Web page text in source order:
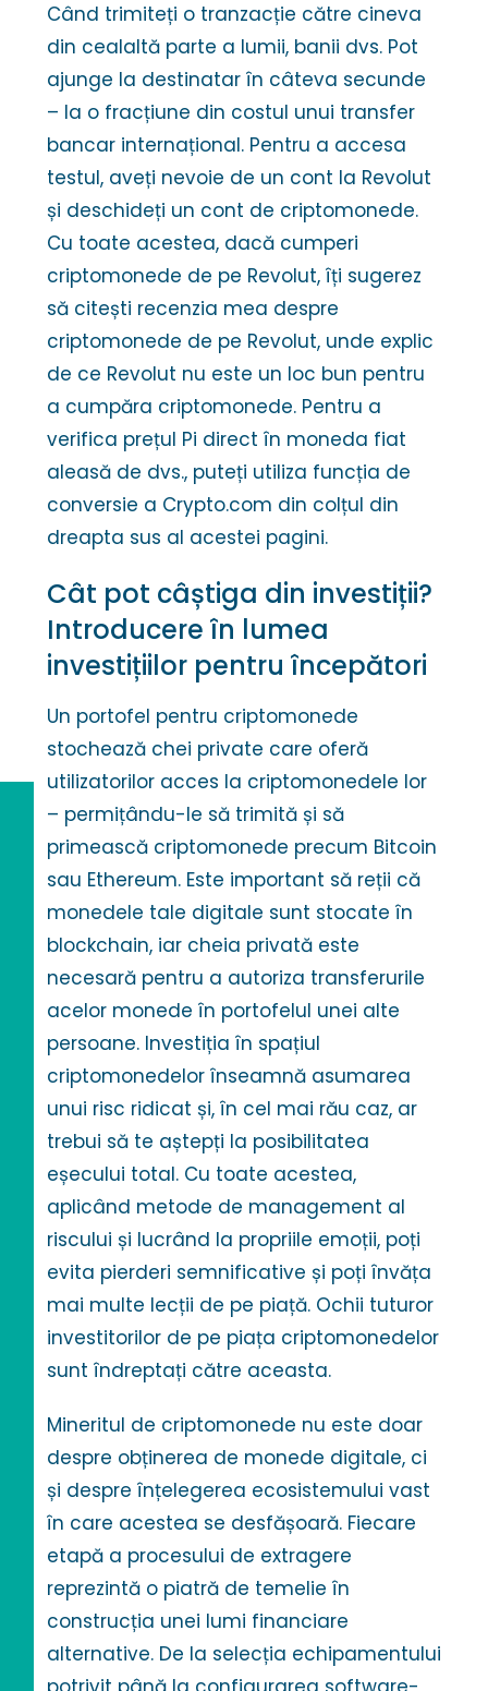
Când trimiteți o tranzacție către cineva
din cealaltă parte a lumii, banii dvs. Pot
ajunge la destinatar în câteva secunde
– la o fracțiune din costul unui transfer
bancar internațional. Pentru a accesa
testul, aveți nevoie de un cont la Revolut
și deschideți un cont de criptomonede.
Cu toate acestea, dacă cumperi
criptomonede de pe Revolut, îți sugerez
să citești recenzia mea despre
criptomonede de pe Revolut, unde explic
de ce Revolut nu este un loc bun pentru
a cumpăra criptomonede. Pentru a
verifica prețul Pi direct în moneda fiat
aleasă de dvs., puteți utiliza funcția de
conversie a Crypto.com din colțul din
dreapta sus al acestei pagini.
Cât pot câștiga din investiții?
Introducere în lumea
investițiilor pentru începători
Un portofel pentru criptomonede
stochează chei private care oferă
utilizatorilor acces la criptomonedele lor
– permițându-le să trimită și să
primească criptomonede precum Bitcoin
sau Ethereum. Este important să reții că
monedele tale digitale sunt stocate în
blockchain, iar cheia privată este
necesară pentru a autoriza transferurile
acelor monede în portofelul unei alte
persoane. Investiția în spațiul
criptomonedelor înseamnă asumarea
unui risc ridicat și, în cel mai rău caz, ar
trebui să te aștepți la posibilitatea
eșecului total. Cu toate acestea,
aplicând metode de management al
riscului și lucrând la propriile emoții, poți
evita pierderi semnificative și poți învăța
mai multe lecții de pe piață. Ochii tuturor
investitorilor de pe piața criptomonedelor
sunt îndreptați către aceasta.
Mineritul de criptomonede nu este doar
despre obținerea de monede digitale, ci
și despre înțelegerea ecosistemului vast
în care acestea se desfășoară. Fiecare
etapă a procesului de extragere
reprezintă o piatră de temelie în
construcția unei lumi financiare
alternative. De la selecția echipamentului